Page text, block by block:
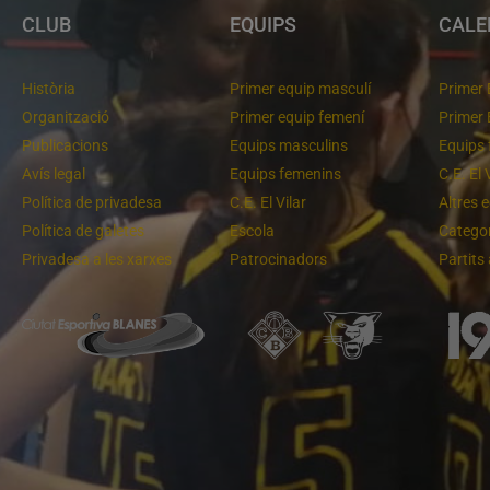
CLUB
Història
Organització
Publicacions
Avís legal
Política de privadesa
Política de galetes
Privadesa a les xarxes
EQUIPS
Primer equip masculí
Primer equip femení
Equips masculins
Equips femenins
C.E. El Vilar
Escola
Patrocinadors
Primer
Primer
Equips
C.E. El
Altres
Partits
Un final rodó Cloenda de temporada